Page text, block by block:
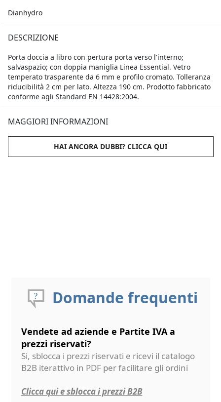
Dianhydro
DESCRIZIONE
Porta doccia a libro con pertura porta verso l'interno;
salvaspazio; con doppia maniglia Linea Essential. Vetro
temperato trasparente da 6 mm e profilo cromato. Tolleranza
riducibilità 2 cm per lato. Altezza 190 cm. Prodotto fabbricato
conforme agli Standard EN 14428:2004.
MAGGIORI INFORMAZIONI
HAI ANCORA DUBBI? CLICCA QUI
Domande frequenti
Vendete ad aziende e Partite IVA a
prezzi riservati?
Si, sblocca i prezzi riservati e ricevi il catalogo
B2B iterattivo in PDF per facilitare gli ordini
Clicca qui e sblocca i prezzi B2B